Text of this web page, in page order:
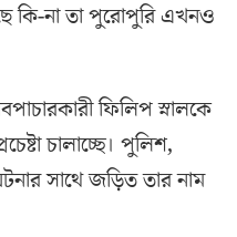
কি-না তা পুরোপুরি এখনও
ফিলিপ স্নালকে
চালাচ্ছে। পুলিশ,
সাথে জড়িত তার নাম